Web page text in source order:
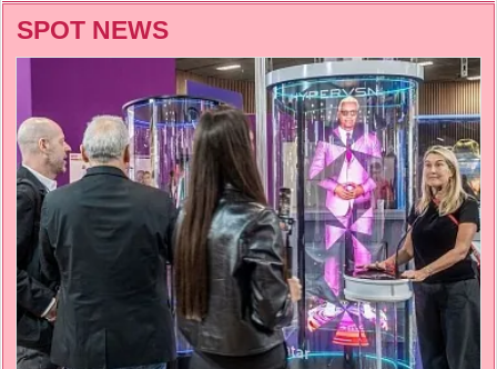
SPOT NEWS